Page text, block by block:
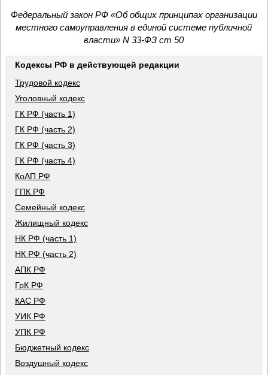
Федеральный закон РФ «Об общих принципах организации
местного самоуправления в единой системе публичной
власти» N 33-ФЗ ст 50
Кодексы РФ в действующей редакции
Трудовой кодекс
Уголовный кодекс
ГК РФ (часть 1)
ГК РФ (часть 2)
ГК РФ (часть 3)
ГК РФ (часть 4)
КоАП РФ
ГПК РФ
Семейный кодекс
Жилищный кодекс
НК РФ (часть 1)
НК РФ (часть 2)
АПК РФ
ГрК РФ
КАС РФ
УИК РФ
УПК РФ
Бюджетный кодекс
Воздушный кодекс